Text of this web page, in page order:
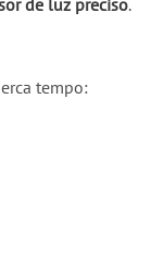
de luz preciso.
tempo: